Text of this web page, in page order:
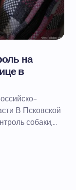
на
в
В Псковской
собаки,…